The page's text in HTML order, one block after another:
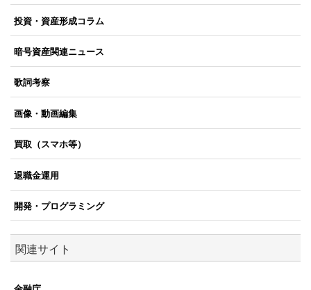
投資・資産形成コラム
暗号資産関連ニュース
歌詞考察
画像・動画編集
買取（スマホ等）
退職金運用
開発・プログラミング
関連サイト